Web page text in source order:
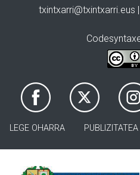
txintxarri@txintxarri.eus
LEGE OHARRA PUBLIZITATEA